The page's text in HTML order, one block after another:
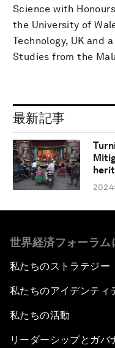
Science with
the University of
Technology, UK and
Studies from the
最新記事
2024
世界経済フォーラム
私たちのストラテジー
私たちのアイデンティ
私たちの活動
リーダーシップとガバ